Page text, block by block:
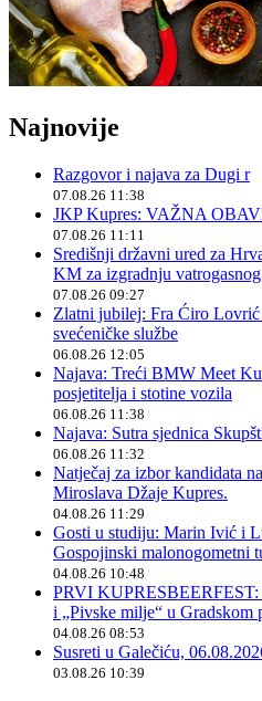
Najnovije
Razgovor i najava za Dugi r
07.08.26 11:38
JKP Kupres: VAŽNA
07.08.26 11:11
Središnji državni ured za
KM za izgradnju
07.08.26 09:27
Zlatni jubilej: Fra Ćiro
svećeničke službe
06.08.26 12:05
Najava: Treći BMW Meet
posjetitelja i stotine vozila
06.08.26 11:38
Najava: Sutra sjednica
06.08.26 11:32
Natječaj za izbor kandidata
Miroslava Džaje Kupres.
04.08.26 11:29
Gosti u studiju: Marin Ivić i
Gospojinski malonogometni
04.08.26 10:48
PRVI KUPRESBEERFEST:
i „Pivske milje“ u Gradskom
04.08.26 08:53
Susreti u Galečiću,
03.08.26 10:39